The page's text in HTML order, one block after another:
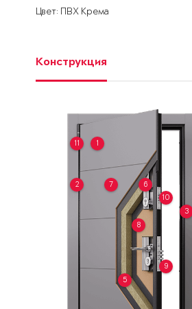
Цвет: ПВХ Крема
Конструкция
1
2
3
5
6
7
8
9
10
11